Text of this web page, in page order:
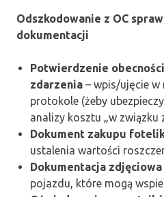
Odszkodowanie z OC
dokumentacji
Potwierdzenie
zdarzenia – wpis/ujęcie
protokole (żeby
analizy kosztu „w związku
Dokument zakupu
ustalenia wartości
Dokumentacja zdjęciowa
pojazdu, które mogą